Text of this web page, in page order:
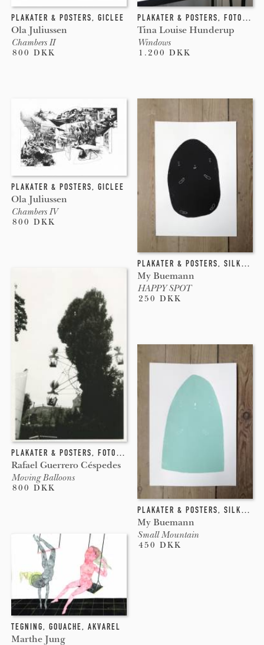
PLAKATER & POSTERS, GICLEE
Ola Juliussen
Chambers II
800 DKK
PLAKATER & POSTERS, GICLEE
Ola Juliussen
Chambers IV
800 DKK
PLAKATER & POSTERS, FOTOGRAFI
Rafael Guerrero Céspedes
Moving Balloons
800 DKK
TEGNING, GOUACHE, AKVAREL
Marthe Jung
PLAKATER & POSTERS, FOTOGRAFI
Tina Louise Hunderup
Windows
1.200 DKK
PLAKATER & POSTERS, SILKETRYK
My Buemann
HAPPY SPOT
250 DKK
PLAKATER & POSTERS, SILKETRYK
My Buemann
Small Mountain
450 DKK